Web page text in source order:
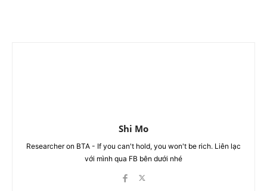
Shi Mo
Researcher on BTA - If you can't hold, you won't be rich. Liên lạc
với mình qua FB bên dưới nhé